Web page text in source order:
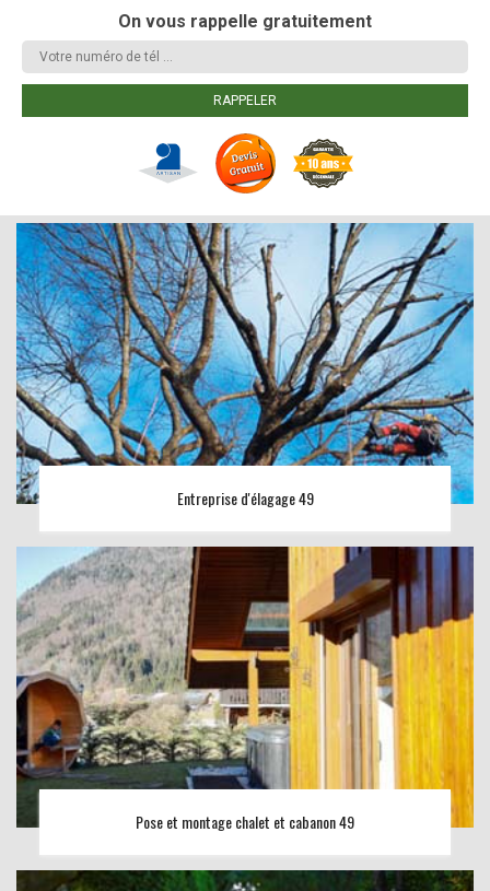
On vous rappelle gratuitement
Entreprise d'élagage 49
Pose et montage chalet et cabanon 49